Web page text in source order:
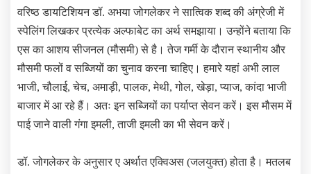
वरिष्‍ठ डायटिशियन डॉ. अभया जोगलेकर ने सात्विक शब्‍द की अंग्रेजी में
स्‍पेलिंग लिखकर प्रत्‍येक अल्‍फाबेट का अर्थ समझाया। उन्‍होंने बताया कि
एस का आशय सीजनल (मौसमी) से है। तेज गर्मी के दौरान स्थानीय और
मौसमी फलों व सब्जियों का चुनाव करना चाहिए। हमारे यहां अभी लाल
भाजी, चौलाई, चेच, अमाड़ी, पालक, मेथी, गोल, खेड़ा, प्याज, कांदा भाजी
बाजार में आ रहे हैं। अतः इन सब्जियों का पर्याप्त सेवन करें। इस मौसम में
पाई जाने वाली गंगा इमली, ताजी इमली का भी सेवन करें।
डॉ. जोगलेकर के अनुसार ए अर्थात एक्विअस (जलयुक्त) होता है। मतलब